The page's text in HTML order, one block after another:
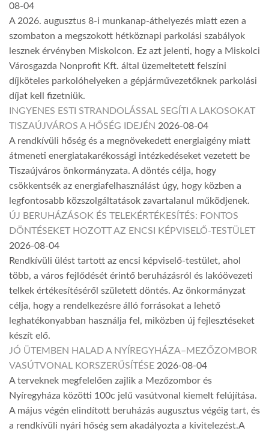
08-04
A 2026. augusztus 8-i munkanap-áthelyezés miatt ezen a
szombaton a megszokott hétköznapi parkolási szabályok
lesznek érvényben Miskolcon. Ez azt jelenti, hogy a Miskolci
Városgazda Nonprofit Kft. által üzemeltetett felszíni
díjköteles parkolóhelyeken a gépjárművezetőknek parkolási
díjat kell fizetniük.
INGYENES ESTI STRANDOLÁSSAL SEGÍTI A LAKOSOKAT
TISZAÚJVÁROS A HŐSÉG IDEJÉN 2026-08-04
A rendkívüli hőség és a megnövekedett energiaigény miatt
átmeneti energiatakarékossági intézkedéseket vezetett be
Tiszaújváros önkormányzata. A döntés célja, hogy
csökkentsék az energiafelhasználást úgy, hogy közben a
legfontosabb közszolgáltatások zavartalanul működjenek.
ÚJ BERUHÁZÁSOK ÉS TELEKÉRTÉKESÍTÉS: FONTOS
DÖNTÉSEKET HOZOTT AZ ENCSI KÉPVISELŐ-TESTÜLET
2026-08-04
Rendkívüli ülést tartott az encsi képviselő-testület, ahol
több, a város fejlődését érintő beruházásról és lakóövezeti
telkek értékesítéséről született döntés. Az önkormányzat
célja, hogy a rendelkezésre álló forrásokat a lehető
leghatékonyabban használja fel, miközben új fejlesztéseket
készít elő.
JÓ ÜTEMBEN HALAD A NYÍREGYHÁZA–MEZŐZOMBOR
VASÚTVONAL KORSZERŰSÍTÉSE 2026-08-04
A terveknek megfelelően zajlik a Mezőzombor és
Nyíregyháza közötti 100c jelű vasútvonal kiemelt felújítása.
A május végén elindított beruházás augusztus végéig tart, és
a rendkívüli nyári hőség sem akadályozta a kivitelezést.A